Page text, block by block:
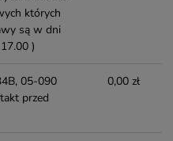
których
są w dni
)
05-090
przed
0,00 zł